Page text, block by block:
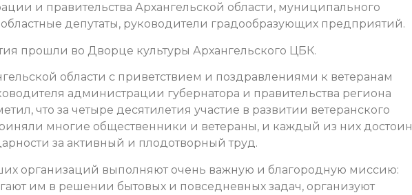
и правительства Архангельской области, муниципального
депутаты, руководители градообразующих предприятий.
прошли во Дворце культуры Архангельского ЦБК.
области с приветствием и поздравлениями к ветеранам
администрации губернатора и правительства региона
что за четыре десятилетия участие в развитии ветеранского
многие общественники и ветераны, и каждый из них достоин
за активный и плодотворный труд.
организаций выполняют очень важную и благородную миссию:
им в решении бытовых и повседневных задач, организуют